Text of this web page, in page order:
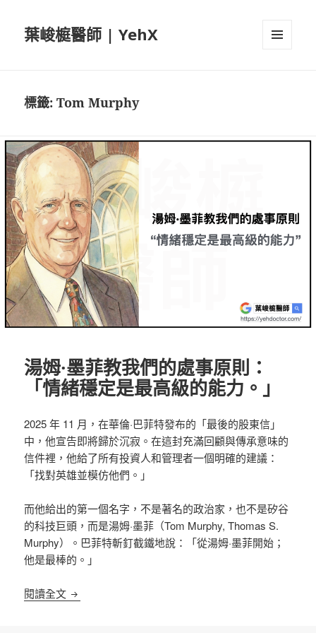
葉峻榳醫師 | YehX
標籤:Tom Murphy
湯姆·墨菲教我們的處事原則：
「情緒穩定是最高級的能力。」
2025 年 11 月，在華倫·巴菲特發布的「最後的股東信」
中，他宣告即將歸於沉寂。在這封充滿回顧與傳承意味的
信件裡，他給了所有投資人和管理者一個明確的建議：
「找對英雄並模仿他們。」
而他給出的第一個名字，不是著名的政治家，也不是矽谷
的科技巨頭，而是湯姆·墨菲（Tom Murphy, Thomas S.
Murphy）。巴菲特斬釘截鐵地說：「從湯姆·墨菲開始；
他是最棒的。」
閱讀全文 湯姆·墨菲教我們的處事原則：「情緒穩定是最高級